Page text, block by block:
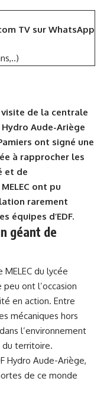
TV sur WhatsApp
visite de la centrale
Aude-Ariège
ont signé une
à rapprocher les
et de
ont pu
rarement
équipes d’EDF.
géant de
du lycée
ont l’occasion
en action. Entre
mécaniques hors
l’environnement
du territoire.
Hydro Aude-Ariège,
de ce monde